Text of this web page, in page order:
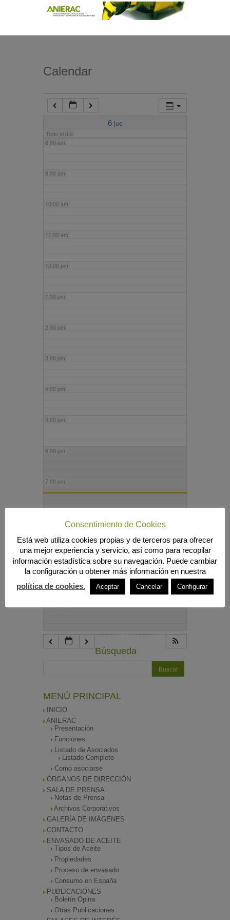
Calendar
6 jue
Todo el día
7:00 am
8:00 am
9:00 am
10:00 am
11:00 am
12:00 pm
1:00 pm
2:00 pm
3:00 pm
4:00 pm
5:00 pm
6:00 pm
7:00 pm
9:00 pm
10:00 pm
Búsqueda
MENÚ PRINCIPAL
INICIO
ANIERAC
Presentación
Funciones
Listado de Asociados
Listado Completo
Como asociarse
ÓRGANOS DE DIRECCIÓN
SALA DE PRENSA
Notas de Prensa
Archivos Corporativos
GALERÍA DE IMÁGENES
CONTACTO
ENVASADO DE ACEITE
Tipos de Aceite
Propiedades
Proceso de envasado
Consumo en España
PUBLICACIONES
Boletín Opina
Otras Publicaciones
Consentimiento de Cookies
Está web utiliza cookies propias y de terceros para ofrecer
una mejor experiencia y servicio, así como para recopilar
información estadística sobre su navegación. Puede cambiar
la configuración u obtener más información en nuestra
política de cookies.
Aceptar Cancelar Configurar